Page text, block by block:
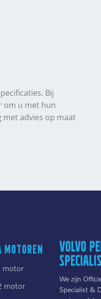
Bij
om u met hun
met advies op maat
motoren
motor
motor
Volvo
We zijn
Specialist &